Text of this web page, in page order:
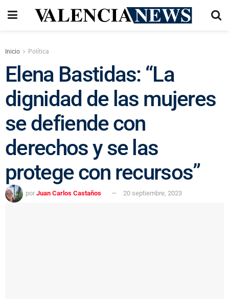
Inicio Política
Elena Bastidas: “La
dignidad de las mujeres
se defiende con
derechos y se las
protege con recursos”
por Juan Carlos Castaños 20 septiembre, 2023